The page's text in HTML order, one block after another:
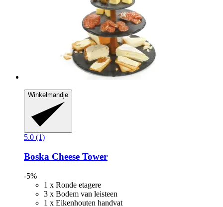
Winkelmandje
5.0 (1)
Boska Cheese Tower
-5%
1 x Ronde etagere
3 x Bodem van leisteen
1 x Eikenhouten handvat